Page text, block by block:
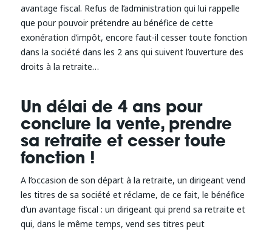
avantage fiscal. Refus de l’administration qui lui rappelle
que pour pouvoir prétendre au bénéfice de cette
exonération d’impôt, encore faut-il cesser toute fonction
dans la société dans les 2 ans qui suivent l’ouverture des
droits à la retraite…
Un délai de 4 ans pour
conclure la vente, prendre
sa retraite et cesser toute
fonction !
A l’occasion de son départ à la retraite, un dirigeant vend
les titres de sa société et réclame, de ce fait, le bénéfice
d’un avantage fiscal : un dirigeant qui prend sa retraite et
qui, dans le même temps, vend ses titres peut